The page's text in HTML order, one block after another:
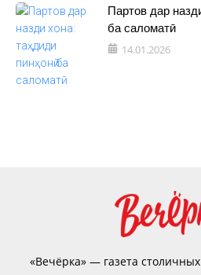
Партов дар
ба саломатӣ
14.01.2026
«Вечёрка» — газета